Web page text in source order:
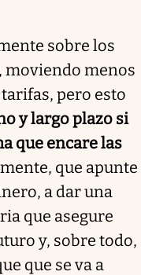
sobre los
moviendo menos
pero esto
y largo plazo si
que encare las
que apunte
a dar una
que asegure
y, sobre todo,
que se va a